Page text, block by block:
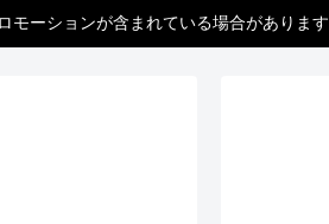
モーションが含まれている場合があります